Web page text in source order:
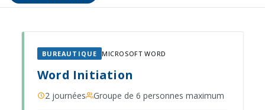
BUREAUTIQUE MICROSOFT WORD
Word Initiation
2 journées Groupe de 6 personnes maximum